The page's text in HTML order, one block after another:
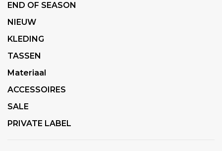
END OF SEASON
NIEUW
KLEDING
TASSEN
Materiaal
ACCESSOIRES
SALE
PRIVATE LABEL